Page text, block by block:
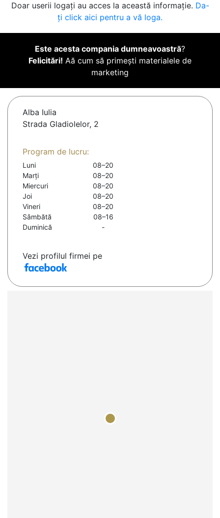
Doar userii logați au acces la această informație. Da-
ți click aici pentru a vă loga.
Este acesta compania dumneavoastră?
Felicitări! Aă cum să primești materialele de
marketing
Alba Iulia
Strada Gladiolelor, 2
Program de lucru:
Luni
08–20
Marți
08–20
Miercuri
08–20
Joi
08–20
Vineri
08–20
Sâmbătă
08–16
Duminică
-
Vezi profilul firmei pe